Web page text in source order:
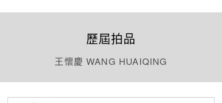
歷屆拍品
王懷慶 WANG HUAIQING